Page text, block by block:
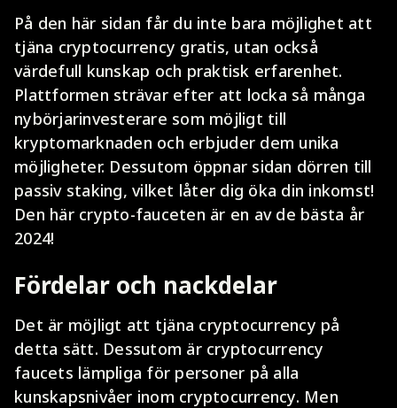
På den här sidan får du inte bara möjlighet att
tjäna cryptocurrency gratis, utan också
värdefull kunskap och praktisk erfarenhet.
Plattformen strävar efter att locka så många
nybörjarinvesterare som möjligt till
kryptomarknaden och erbjuder dem unika
möjligheter. Dessutom öppnar sidan dörren till
passiv staking, vilket låter dig öka din inkomst!
Den här crypto-fauceten är en av de bästa år
2024!
Fördelar och nackdelar
Det är möjligt att tjäna cryptocurrency på
detta sätt. Dessutom är cryptocurrency
faucets lämpliga för personer på alla
kunskapsnivåer inom cryptocurrency. Men